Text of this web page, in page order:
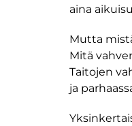
aina
Mutta
Mitä
Taitojen
ja